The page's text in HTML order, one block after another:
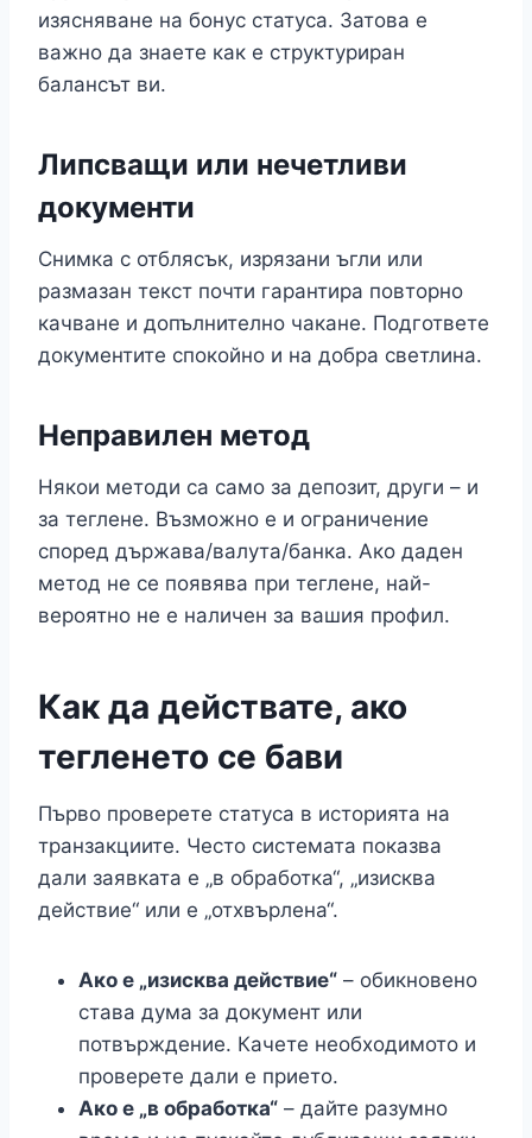
изясняване на бонус статуса. Затова е
важно да знаете как е структуриран
балансът ви.
Липсващи или нечетливи
документи
Снимка с отблясък, изрязани ъгли или
размазан текст почти гарантира повторно
качване и допълнително чакане. Подгответе
документите спокойно и на добра светлина.
Неправилен метод
Някои методи са само за депозит, други – и
за теглене. Възможно е и ограничение
според държава/валута/банка. Ако даден
метод не се появява при теглене, най-
вероятно не е наличен за вашия профил.
Как да действате, ако
тегленето се бави
Първо проверете статуса в историята на
транзакциите. Често системата показва
дали заявката е „в обработка“, „изисква
действие“ или е „отхвърлена“.
Ако е „изисква действие“ – обикновено
става дума за документ или
потвърждение. Качете необходимото и
проверете дали е прието.
Ако е „в обработка“ – дайте разумно